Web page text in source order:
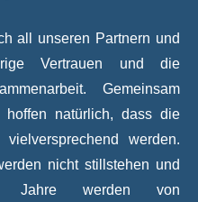
all unseren Partnern und
Vertrauen und die
Gemeinsam
natürlich, dass die
werden.
nicht stillstehen und
Jahre werden von